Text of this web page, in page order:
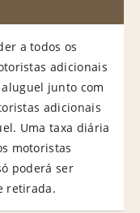
a todos os
adicionais
junto com
adicionais
Uma taxa diária
motoristas
poderá ser
retirada.